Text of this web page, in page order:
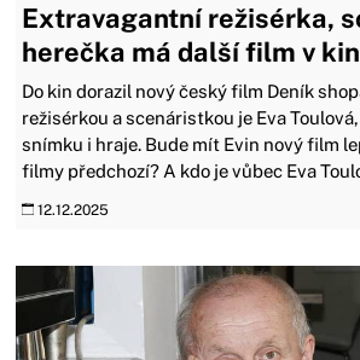
Extravagantní režisérka,
herečka má další film v
Do kin dorazil nový český film Deník
režisérkou a scenáristkou je Eva
snímku i hraje. Bude mít Evin nový film
filmy předchozí? A kdo je vůbec Eva
12.12.2025